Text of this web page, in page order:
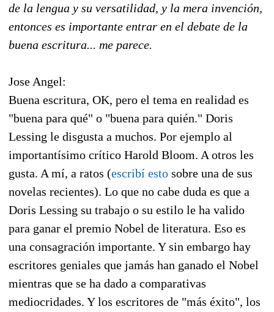
de la lengua y su versatilidad, y la mera invención,
entonces es importante entrar en el debate de la
buena escritura... me parece.
Jose Angel:
Buena escritura, OK, pero el tema en realidad es
"buena para qué" o "buena para quién." Doris
Lessing le disgusta a muchos. Por ejemplo al
importantísimo crítico Harold Bloom. A otros les
gusta. A mí, a ratos (escribí esto sobre una de sus
novelas recientes). Lo que no cabe duda es que a
Doris Lessing su trabajo o su estilo le ha valido
para ganar el premio Nobel de literatura. Eso es
una consagración importante. Y sin embargo hay
escritores geniales que jamás han ganado el Nobel
mientras que se ha dado a comparativas
mediocridades. Y los escritores de "más éxito", los